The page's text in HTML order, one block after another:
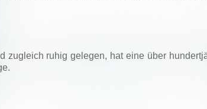
zugleich ruhig gelegen, hat eine über